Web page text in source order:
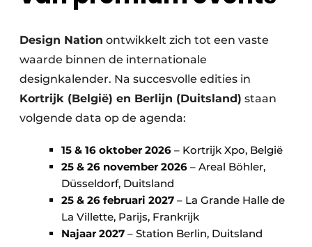
Design Nation ontwikkelt zich tot een vaste
waarde binnen de internationale
designkalender. Na succesvolle edities in
Kortrijk (België) en Berlijn (Duitsland) staan
volgende data op de agenda:
15 & 16 oktober 2026 – Kortrijk Xpo, België
25 & 26 november 2026 – Areal Böhler,
Düsseldorf, Duitsland
25 & 26 februari 2027 – La Grande Halle de
La Villette, Parijs, Frankrijk
Najaar 2027 – Station Berlin, Duitsland